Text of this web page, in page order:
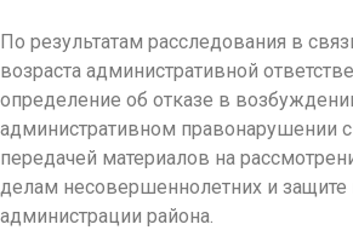
По результатам расследования в
возраста административной
определение об отказе в
административном правонарушении
передачей материалов на
делам несовершеннолетних и защите
администрации района.